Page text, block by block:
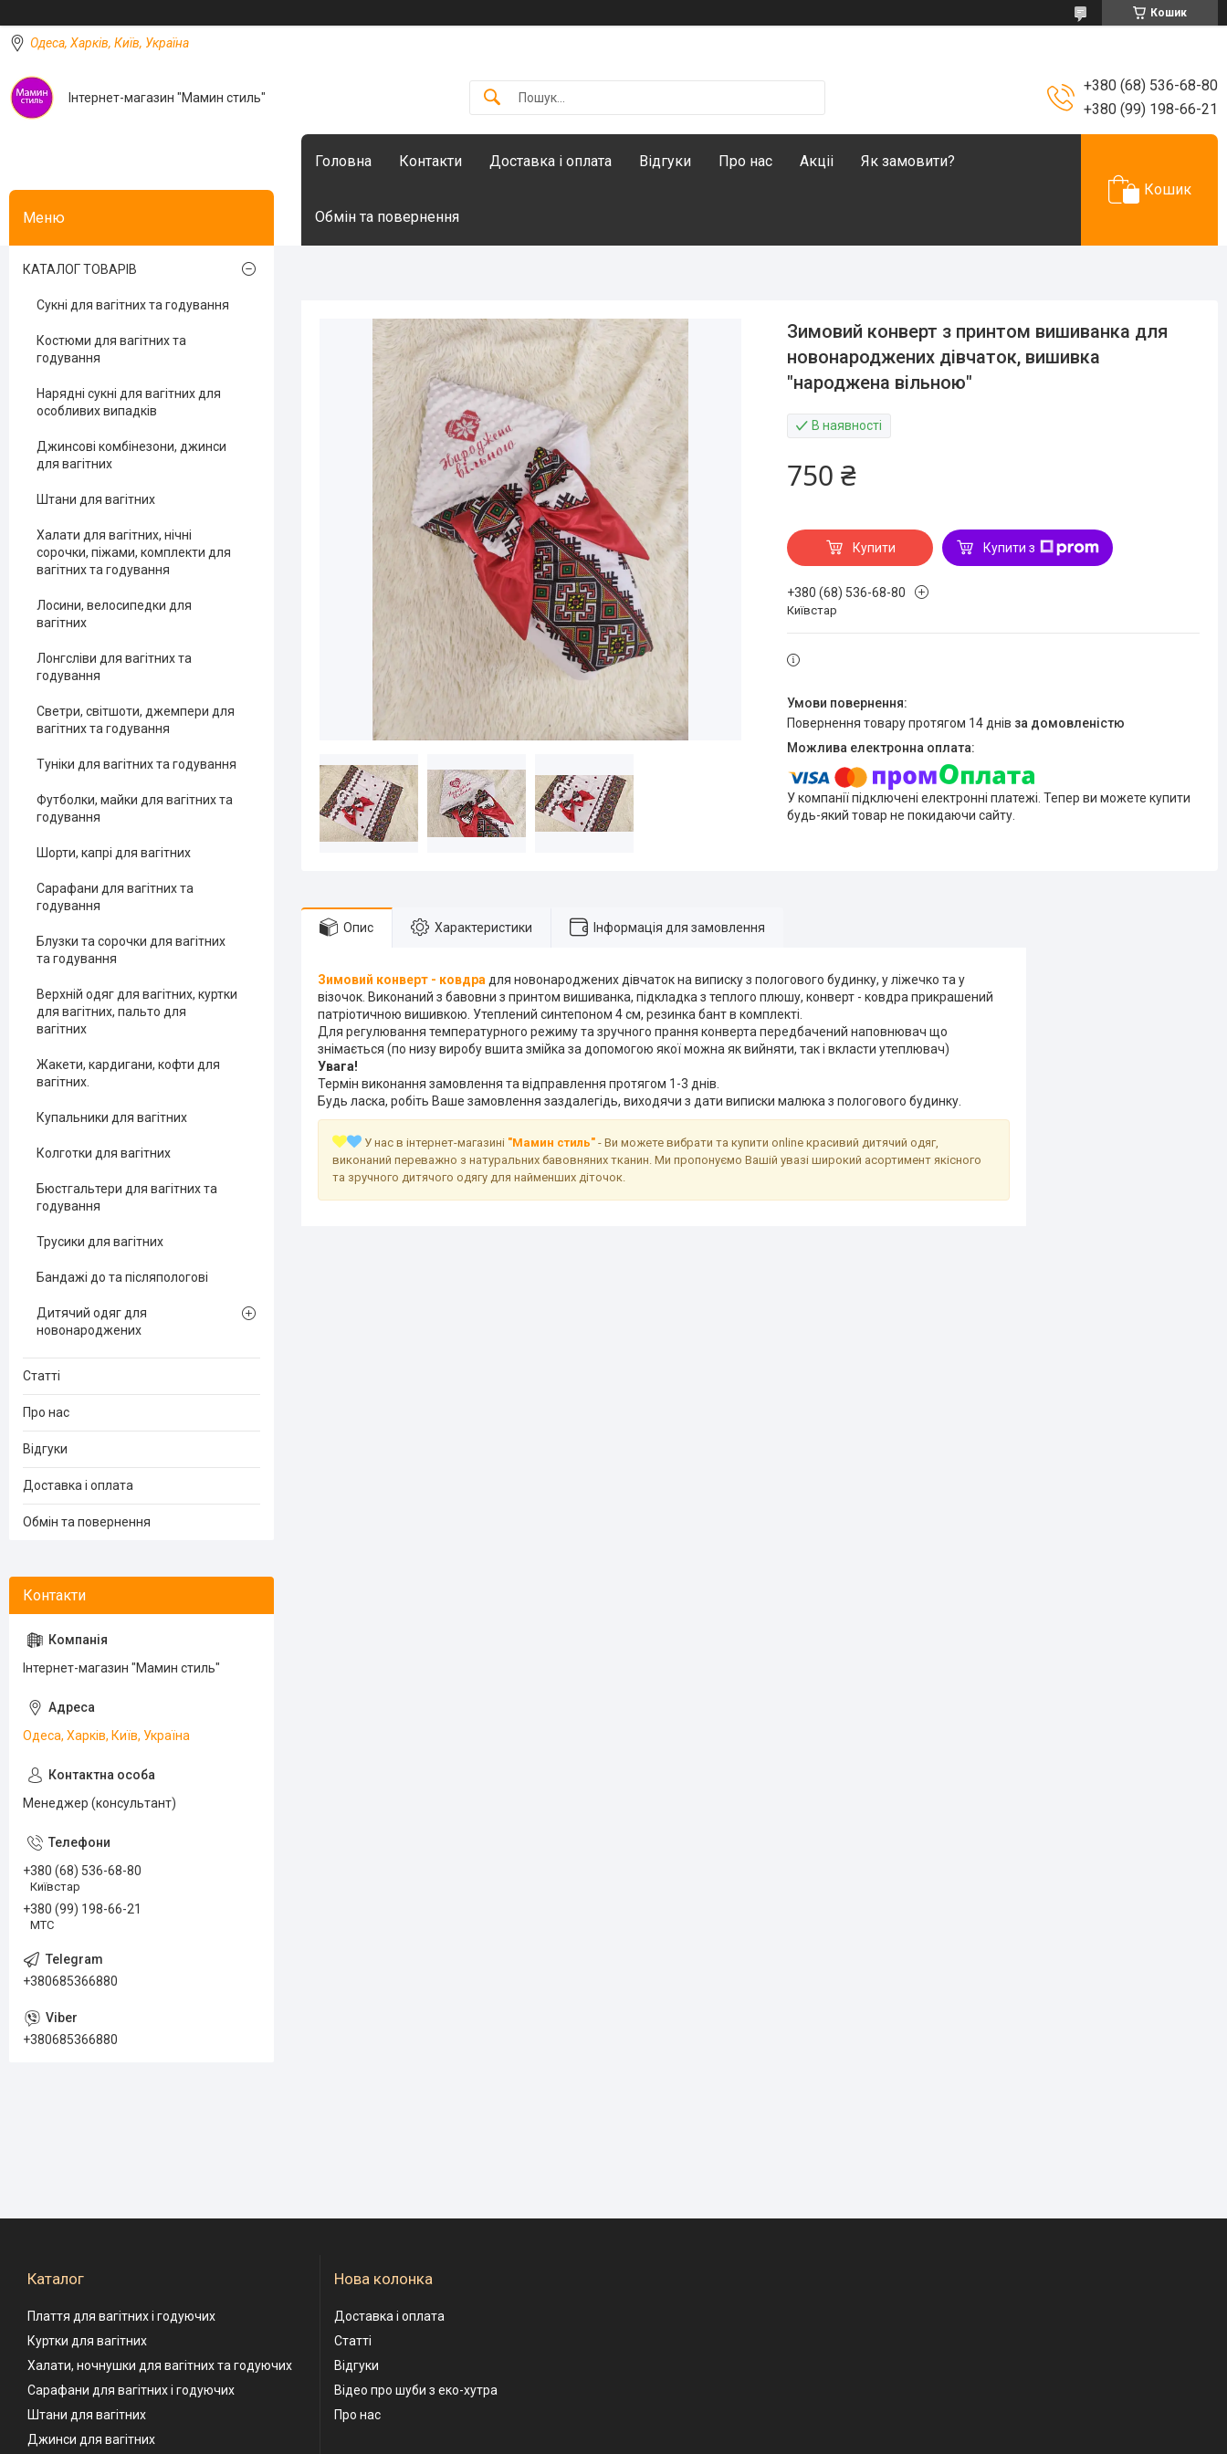
Кошик
Одеса, Харків, Київ, Україна
Інтернет-магазин "Мамин стиль"
+380 (68) 536-68-80
+380 (99) 198-66-21
Головна Контакти Доставка і оплата Відгуки Про нас Акціі Як замовити?
Обмін та повернення
Кошик
Зимовий конверт з принтом вишиванка для
новонароджених дівчаток, вишивка
"народжена вільною"
В наявності
750 ₴
Купити Купити з
+380 (68) 536-68-80
Київстар
повернення товару протягом 14 днів за домовленістю
У компанії підключені електронні платежі. Тепер ви можете купити
будь-який товар не покидаючи сайту.
Опис Характеристики Інформація для замовлення
Зимовий конверт - ковдра для новонароджених дівчаток на виписку з пологового будинку, у ліжечко та у
візочок. Виконаний з бавовни з принтом вишиванка, підкладка з теплого плюшу, конверт - ковдра прикрашений
патріотичною вишивкою. Утеплений синтепоном 4 см, резинка бант в комплекті.
Для регулювання температурного режиму та зручного прання конверта передбачений наповнювач що
знімається (по низу виробу вшита змійка за допомогою якої можна як вийняти, так і вкласти утеплювач)
Увага!
Термін виконання замовлення та відправлення протягом 1-3 днів.
Будь ласка, робіть Ваше замовлення заздалегідь, виходячи з дати виписки малюка з пологового будинку.
У нас в інтернет-магазині "Мамин стиль" - Ви можете вибрати та купити online красивий дитячий одяг,
виконаний переважно з натуральних бавовняних тканин. Ми пропонуємо Вашій увазі широкий асортимент якісного
та зручного дитячого одягу для найменших діточок.
КАТАЛОГ ТОВАРІВ
Сукні для вагітних та годування
Костюми для вагітних та
годування
Нарядні сукні для вагітних для
особливих випадків
Джинсові комбінезони, джинси
для вагітних
Штани для вагітних
Халати для вагітних, нічні
сорочки, піжами, комплекти для
вагітних та годування
Лосини, велосипедки для
вагітних
Лонгсліви для вагітних та
годування
Светри, світшоти, джемпери для
вагітних та годування
Туніки для вагітних та годування
Футболки, майки для вагітних та
годування
Шорти, капрі для вагітних
Сарафани для вагітних та
годування
Блузки та сорочки для вагітних
та годування
Верхній одяг для вагітних, куртки
для вагітних, пальто для
вагітних
Жакети, кардигани, кофти для
вагітних.
Купальники для вагітних
Колготки для вагітних
Бюстгальтери для вагітних та
годування
Трусики для вагітних
Бандажі до та післяпологові
Дитячий одяг для
новонароджених
Статті
Про нас
Відгуки
Доставка і оплата
Обмін та повернення
Інтернет-магазин "Мамин стиль"
Одеса, Харків, Київ, Україна
Менеджер (консультант)
+380 (68) 536-68-80
Київстар
+380 (99) 198-66-21
МТС
+380685366880
+380685366880
Каталог
Плаття для вагітних і годуючих
Куртки для вагітних
Халати, ночнушки для вагітних та годуючих
Сарафани для вагітних і годуючих
Штани для вагітних
Джинси для вагітних
Нова колонка
Доставка і оплата
Статті
Відгуки
Відео про шуби з еко-хутра
Про нас